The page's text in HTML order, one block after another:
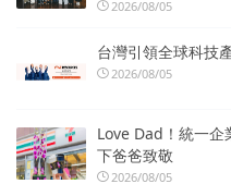
2026/08/05
台灣引領全球科技
2026/08/05
Love Dad！統一企
下爸爸致敬
2026/08/05